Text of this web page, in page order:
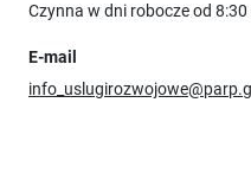
Czynna w dni robocze od 8:30
E-mail